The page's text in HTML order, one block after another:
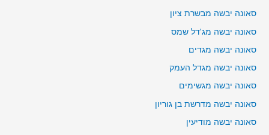
סאונה יבשה מבשרת ציון
סאונה יבשה מג'דל שמס
סאונה יבשה מגדים
סאונה יבשה מגדל העמק
סאונה יבשה מגשימים
סאונה יבשה מדרשת בן גוריון
סאונה יבשה מודיעין